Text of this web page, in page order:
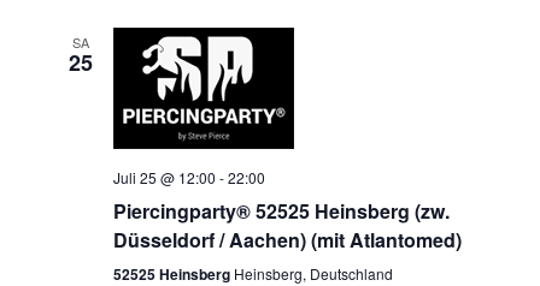
SA
25
Juli 25 @ 12:00 -22:00
Piercingparty® 52525 Heinsberg (zw.
Düsseldorf / Aachen) (mit Atlantomed)
52525 Heinsberg Heinsberg, Deutschland